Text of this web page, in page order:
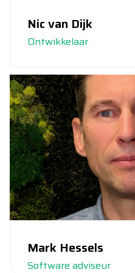
Ontwikkelaar
Nic van Dijk
Software adviseur
Mark Hessels